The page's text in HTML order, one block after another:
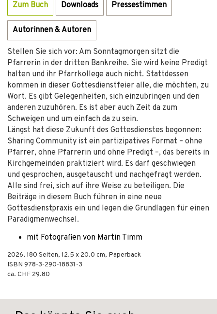
Zum Buch Downloads Pressestimmen
Autorinnen & Autoren
Stellen Sie sich vor: Am Sonntagmorgen sitzt die
Pfarrerin in der dritten Bankreihe. Sie wird keine Predigt
halten und ihr Pfarrkollege auch nicht. Stattdessen
kommen in dieser Gottesdienstfeier alle, die möchten, zu
Wort. Es gibt Gelegenheiten, sich einzubringen und den
anderen zuzuhören. Es ist aber auch Zeit da zum
Schweigen und um einfach da zu sein.
Längst hat diese Zukunft des Gottesdienstes begonnen:
Sharing Community ist ein partizipatives Format – ohne
Pfarrer, ohne Pfarrerin und ohne Predigt –, das bereits in
Kirchgemeinden praktiziert wird. Es darf geschwiegen
und gesprochen, ausgetauscht und nachgefragt werden.
Alle sind frei, sich auf ihre Weise zu beteiligen. Die
Beiträge in diesem Buch führen in eine neue
Gottesdienstpraxis ein und legen die Grundlagen für einen
Paradigmenwechsel.
mit Fotografien von Martin Timm
2026, 180 Seiten, 12.5 x 20.0 cm, Paperback
ISBN 978-3-290-18831-3
ca. CHF 29.80